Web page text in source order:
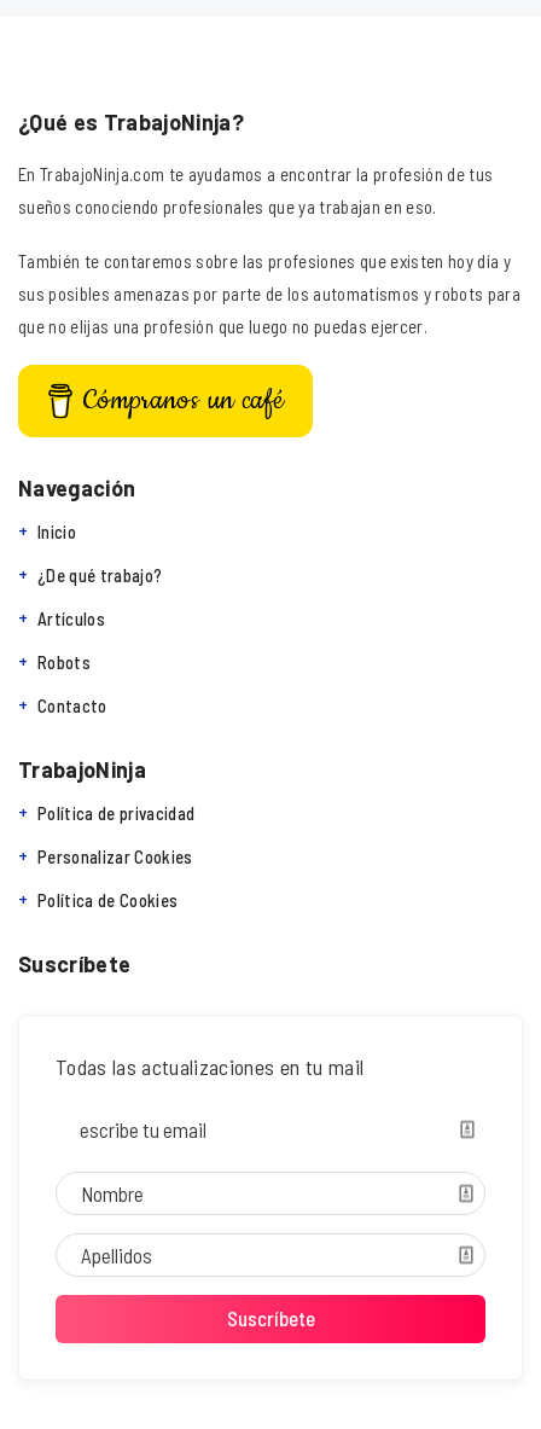
¿Qué es TrabajoNinja?
En TrabajoNinja.com te ayudamos a encontrar la profesión de tus
sueños conociendo profesionales que ya trabajan en eso.
También te contaremos sobre las profesiones que existen hoy día y
sus posibles amenazas por parte de los automatismos y robots para
que no elijas una profesión que luego no puedas ejercer.
Cómpranos un café
Navegación
Inicio
¿De qué trabajo?
Artículos
Robots
Contacto
TrabajoNinja
Política de privacidad
Personalizar Cookies
Política de Cookies
Suscríbete
Todas las actualizaciones en tu mail